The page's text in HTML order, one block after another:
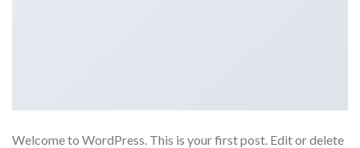
Welcome to WordPress. This is your first post. Edit or delete